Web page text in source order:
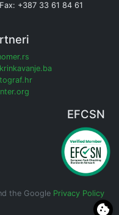
+387 33 61 84 61
EFCSN
the Google Privacy Policy